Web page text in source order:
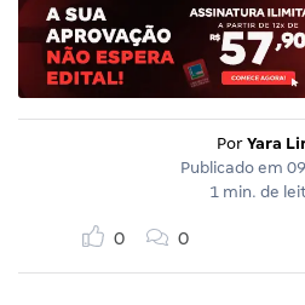
Por Yara
Publicado em
1 min. de
0 0